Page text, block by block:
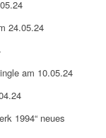
24.05.24
am 10.05.24
1994“ neues